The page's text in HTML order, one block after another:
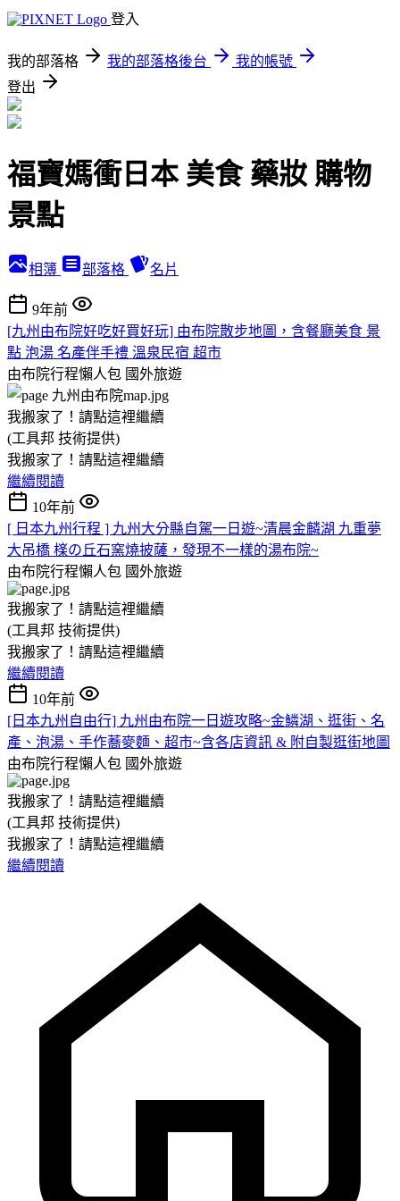
登入
我的部落格 我的部落格後台
我的帳號
登出
福寶媽衝日本 美食 藥妝 購物
景點
相簿 部落格 名片
9年前
[九州由布院好吃好買好玩] 由布院散步地圖，含餐廳美食 景
點 泡湯 名產伴手禮 溫泉民宿 超市
由布院行程懶人包 國外旅遊
我搬家了！請點這裡繼續
(工具邦 技術提供)
我搬家了！請點這裡繼續
繼續閱讀
10年前
[ 日本九州行程 ] 九州大分縣自駕一日遊~清晨金麟湖 九重夢
大吊橋 檪の丘石窯燒披薩，發現不一樣的湯布院~
由布院行程懶人包 國外旅遊
我搬家了！請點這裡繼續
(工具邦 技術提供)
我搬家了！請點這裡繼續
繼續閱讀
10年前
[日本九州自由行] 九州由布院一日遊攻略~金鱗湖、逛街、名
產、泡湯、手作蕎麥麵、超市~含各店資訊 & 附自製逛街地圖
由布院行程懶人包 國外旅遊
我搬家了！請點這裡繼續
(工具邦 技術提供)
我搬家了！請點這裡繼續
繼續閱讀